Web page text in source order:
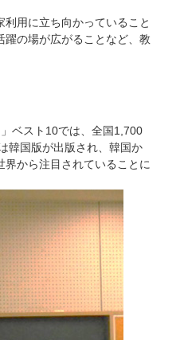
用に立ち向かっていること
の場が広がることなど、教
ベスト10では、全国1,700
韓国版が出版され、韓国か
から注目されていることに